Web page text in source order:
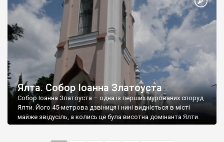
Ялта. Собор Іоанна Златоуста
Собор Іоанна Златоуста – одна із перших мурованих споруд
Ялти. Його 45-метрова дзвіниця і нині видніється в місті
майже звідусіль, а колись це була висотна домінанта Ялти.